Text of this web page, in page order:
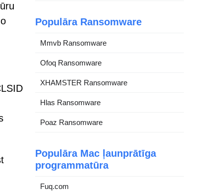
Populāra Ransomware
Mmvb Ransomware
Ofoq Ransomware
XHAMSTER Ransomware
Hlas Ransomware
Poaz Ransomware
Populāra Mac ļaunprātīga
programmatūra
Fuq.com